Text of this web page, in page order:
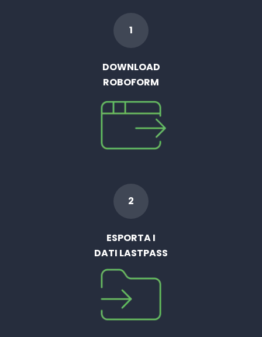
1
DOWNLOAD
ROBOFORM
2
ESPORTA I
DATI LASTPASS